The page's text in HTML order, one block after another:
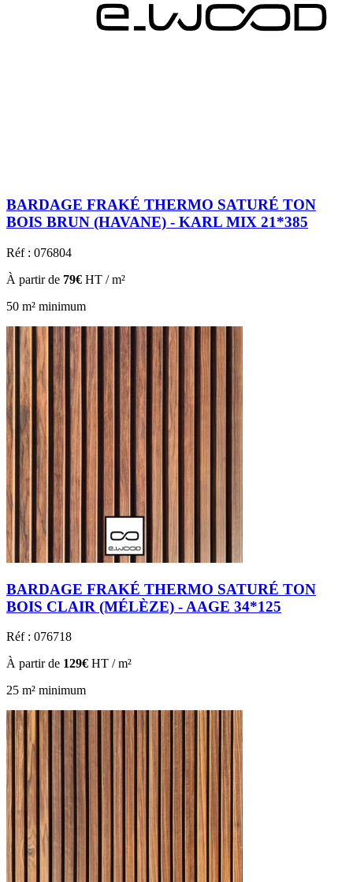
BARDAGE FRAKÉ THERMO SATURÉ TON
BOIS BRUN (HAVANE) - KARL MIX 21*385
Réf : 076804
À partir de 79€ HT / m²
50 m² minimum
BARDAGE FRAKÉ THERMO SATURÉ TON
BOIS CLAIR (MÉLÈZE) - AAGE 34*125
Réf : 076718
À partir de 129€ HT / m²
25 m² minimum